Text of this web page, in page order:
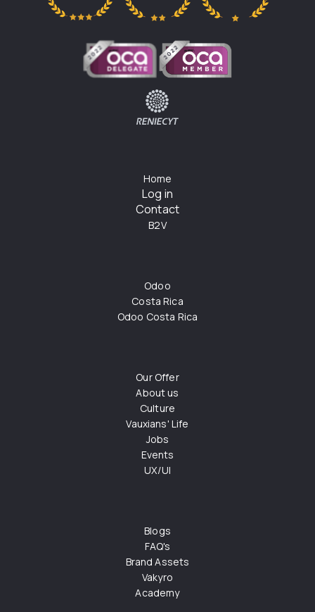
Home
Log in
Contact
B2V
Odoo
Costa Rica
Odoo Costa Rica
Our Offer
About us
Culture
Vauxians' Life
Jobs
Events
UX/UI
Blogs
FAQ's
Brand Assets
Vakyro
Academy